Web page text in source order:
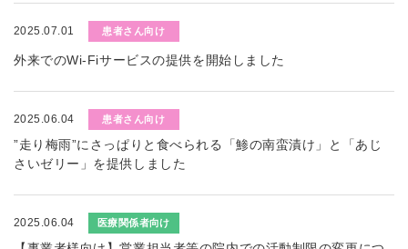
2025.07.01 患者さん向け
外来でのWi-Fiサービスの提供を開始しました
2025.06.04 患者さん向け
”走り梅雨”にさっぱりと食べられる「鯵の南蛮漬け」と「あじ
さいゼリー」を提供しました
2025.06.04 医療関係者向け